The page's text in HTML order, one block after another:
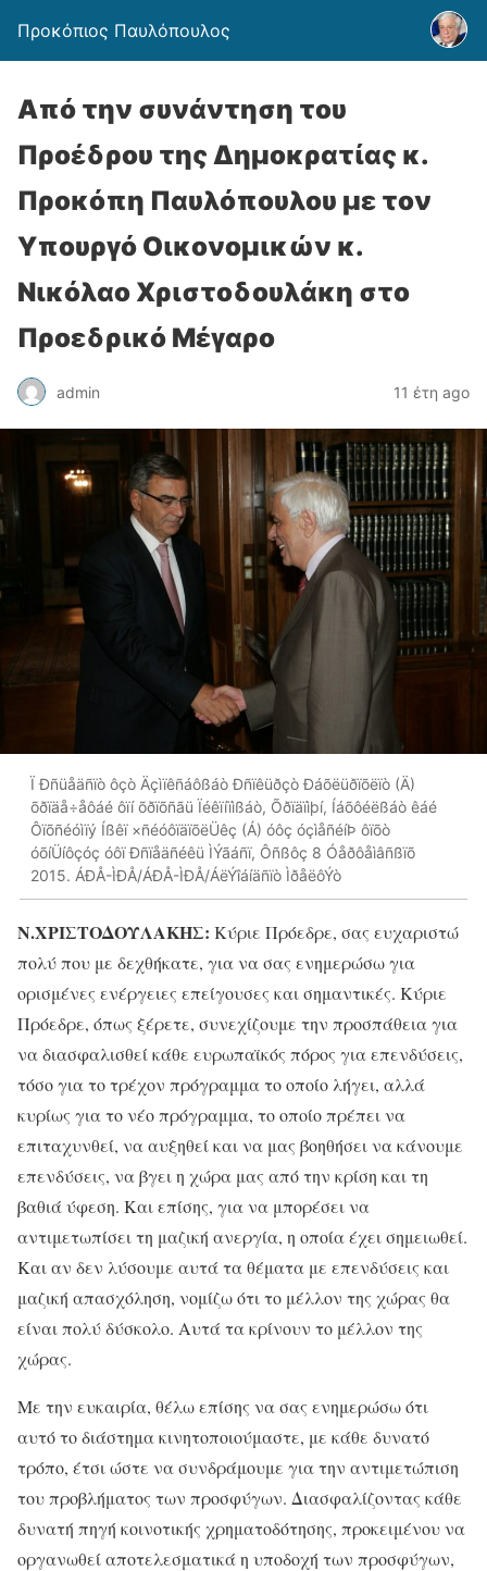
Προκόπιος Παυλόπουλος
Από την συνάντηση του
Προέδρου της Δημοκρατίας κ.
Προκόπη Παυλόπουλου με τον
Υπουργό Οικονομικών κ.
Νικόλαο Χριστοδουλάκη στο
Προεδρικό Μέγαρο
admin 11 έτη ago
Ï Ðñüåäñïò ôçò Äçìïêñáôßáò Ðñïêüðçò Ðáõëüðïõëïò (Ä)
õðïäå÷åôáé ôïí õðïõñãü Ïéêïíïìßáò, Õðïäïìþí, Íáõôéëßáò êáé
Ôïõñéóìïý Íßêï ×ñéóôïäïõëÜêç (Á) óôç óçìåñéíÞ ôïõò
óõíÜíôçóç óôï Ðñïåäñéêü ÌÝãáñï, Ôñßôç 8 Óåðôåìâñßïõ
2015. ÁÐÅ-ÌÐÅ/ÁÐÅ-ÌÐÅ/ÁëÝîáíäñïò ÌðåëôÝò
Ν.ΧΡΙΣΤΟΔΟΥΛΑΚΗΣ: Κύριε Πρόεδρε, σας ευχαριστώ
πολύ που με δεχθήκατε, για να σας ενημερώσω για
ορισμένες ενέργειες επείγουσες και σημαντικές. Κύριε
Πρόεδρε, όπως ξέρετε, συνεχίζουμε την προσπάθεια για
να διασφαλισθεί κάθε ευρωπαϊκός πόρος για επενδύσεις,
τόσο για το τρέχον πρόγραμμα το οποίο λήγει, αλλά
κυρίως για το νέο πρόγραμμα, το οποίο πρέπει να
επιταχυνθεί, να αυξηθεί και να μας βοηθήσει να κάνουμε
επενδύσεις, να βγει η χώρα μας από την κρίση και τη
βαθιά ύφεση. Και επίσης, για να μπορέσει να
αντιμετωπίσει τη μαζική ανεργία, η οποία έχει σημειωθεί.
Και αν δεν λύσουμε αυτά τα θέματα με επενδύσεις και
μαζική απασχόληση, νομίζω ότι το μέλλον της χώρας θα
είναι πολύ δύσκολο. Αυτά τα κρίνουν το μέλλον της
χώρας.
Με την ευκαιρία, θέλω επίσης να σας ενημερώσω ότι
αυτό το διάστημα κινητοποιούμαστε, με κάθε δυνατό
τρόπο, έτσι ώστε να συνδράμουμε για την αντιμετώπιση
του προβλήματος των προσφύγων. Διασφαλίζοντας κάθε
δυνατή πηγή κοινοτικής χρηματοδότησης, προκειμένου να
οργανωθεί αποτελεσματικά η υποδοχή των προσφύγων,